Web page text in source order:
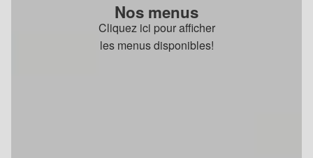
Nos menus
Cliquez ici pour afficher
les menus disponibles!